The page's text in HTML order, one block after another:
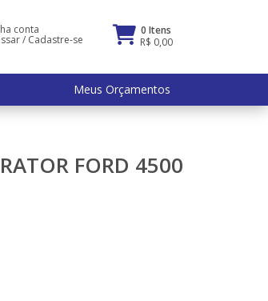
conta
/ Cadastre-se
0 Itens
R$ 0,00
Meus Orçamentos
FORD 4500